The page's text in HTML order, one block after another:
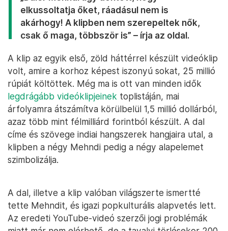
elkussoltatja őket, ráadásul nem is
akárhogy! A klipben nem szerepeltek nők,
csak ő maga, többször is” – írja az oldal.
A klip az egyik első, zöld háttérrel készült videóklip
volt, amire a korhoz képest iszonyú sokat, 25 millió
rúpiát költöttek. Még ma is ott van minden idők
legdrágább videóklipjeinek toplistáján, mai
árfolyamra átszámítva körülbelül 1,5 millió dollárból,
azaz több mint félmilliárd forintból készült. A dal
címe és szövege indiai hangszerek hangjaira utal, a
klipben a négy Mehndi pedig a négy alapelemet
szimbolizálja.
A dal, illetve a klip valóban világszerte ismertté
tette Mehndit, és igazi popkulturális alapvetés lett.
Az eredeti YouTube-videó szerzői jogi problémák